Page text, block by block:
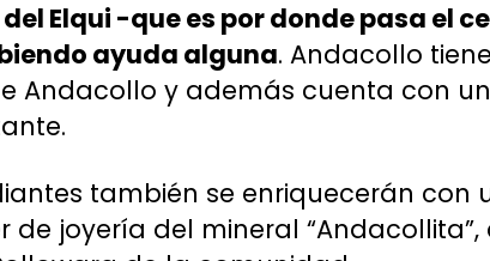
Elqui -que es por donde pasa el
ayuda alguna. Andacollo
Andacollo y además cuenta con
también se enriquecerán con
de joyería del mineral